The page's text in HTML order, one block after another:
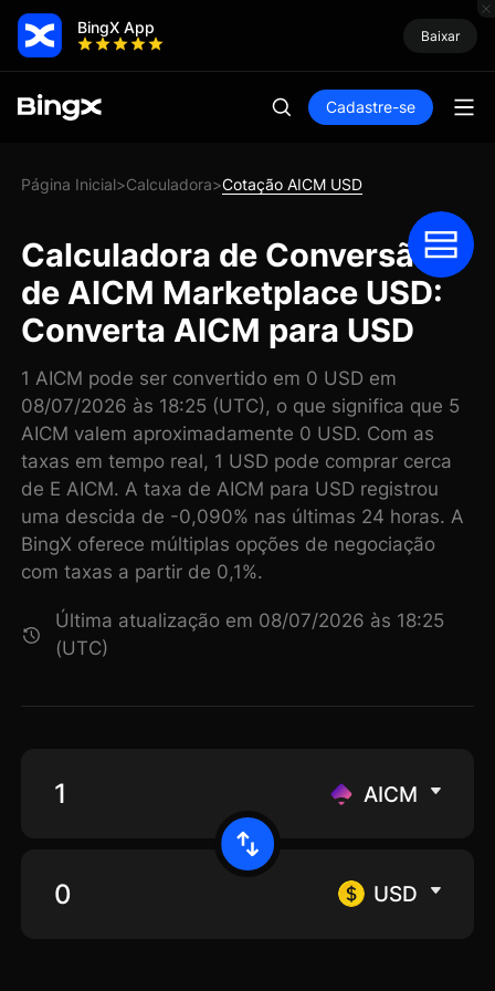
BingX App Baixar
Cadastre-se
Página Inicial>Calculadora>Cotação AICM USD
Calculadora de Conversão
de AICM Marketplace USD:
Converta AICM para USD
1 AICM pode ser convertido em 0 USD em
08/07/2026 às 18:25 (UTC), o que significa que 5
AICM valem aproximadamente 0 USD. Com as
taxas em tempo real, 1 USD pode comprar cerca
de E AICM. A taxa de AICM para USD registrou
uma descida de -0,090% nas últimas 24 horas. A
BingX oferece múltiplas opções de negociação
com taxas a partir de 0,1%.
Última atualização em 08/07/2026 às 18:25
(UTC)
AICM
USD